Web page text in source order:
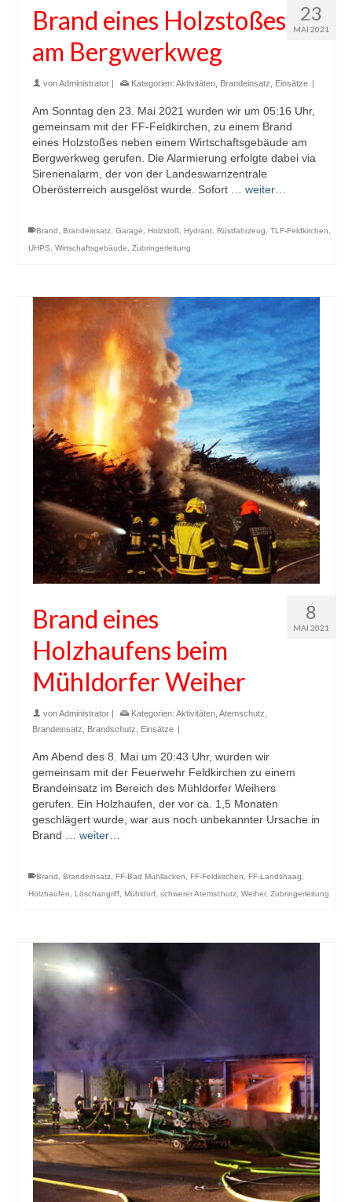
23
MAI 2021
Brand eines Holzstoßes
am Bergwerkweg
vonAdministrator | Kategorien: Aktivitäten Brandeinsatz Einsätze |
Am Sonntag den 23. Mai 2021 wurden wir um 05:16 Uhr,
gemeinsam mit der FF-Feldkirchen, zu einem Brand
eines Holzstoßes neben einem Wirtschaftsgebäude am
Bergwerkweg gerufen. Die Alarmierung erfolgte dabei via
Sirenenalarm, der von der Landeswarnzentrale
Oberösterreich ausgelöst wurde. Sofort … weiter…
Brand Brandeinsatz Garage Holzstoß Hydrant Rüstfahrzeug TLF-Feldkirchen
UHPS
Wirtschaftsgebäude Zubringerleitung
8
MAI 2021
Brand eines
Holzhaufens beim
Mühldorfer Weiher
vonAdministrator | Kategorien: Aktivitäten Atemschutz
Brandeinsatz
Brandschutz Einsätze |
Am Abend des 8. Mai um 20:43 Uhr, wurden wir
gemeinsam mit der Feuerwehr Feldkirchen zu einem
Brandeinsatz im Bereich des Mühldorfer Weihers
gerufen. Ein Holzhaufen, der vor ca. 1,5 Monaten
geschlägert wurde, war aus noch unbekannter Ursache in
Brand … weiter…
Brand Brandeinsatz FF-Bad Mühllacken FF-Feldkirchen FF-Landshaag
Holzhaufen
Löschangriff Mühldorf schwerer Atemschutz Weiher, Zubringerleitung